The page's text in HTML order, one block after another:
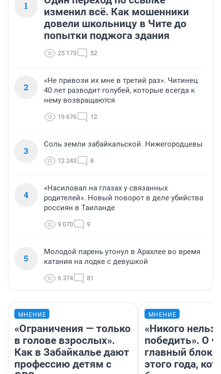
1
изменил всё. Как мошенники
довели школьницу в Чите до
попытки поджога здания
25 173 52
2
«Не привози их мне в третий раз». Читинец
40 лет разводит голубей, которые всегда к
нему возвращаются
19 676 12
3
Соль земли забайкальской. Нижегородцевы
12 243 8
4
«Насиловал на глазах у связанных
родителей». Новый поворот в деле убийства
россиян в Таиланде
9 070 9
5
Молодой парень утонул в Арахлее во время
катания на лодке с девушкой
6 374 81
МНЕНИЕ
«Ограничения — только
в голове взрослых».
Как в Забайкалье дают
профессию детям с
МНЕНИЕ
«Никого нельзя
победить». О
главный
этого года,